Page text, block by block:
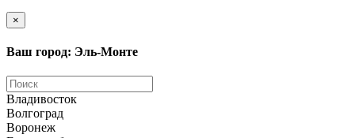
×
Ваш город: Эль-Монте
Владивосток
Волгоград
Воронеж